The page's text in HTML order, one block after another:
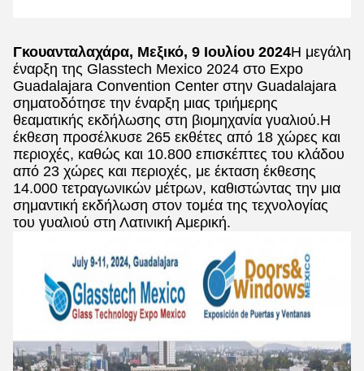
Γκουανταλαχάρα, Μεξικό, 9 Ιουλίου 2024Η μεγάλη
έναρξη της Glasstech Mexico 2024 στο Expo
Guadalajara Convention Center στην Guadalajara
σηματοδότησε την έναρξη μιας τριήμερης
θεαματικής εκδήλωσης στη βιομηχανία γυαλιού.Η
έκθεση προσέλκυσε 265 εκθέτες από 18 χώρες και
περιοχές, καθώς και 10.800 επισκέπτες του κλάδου
από 23 χώρες και περιοχές, με έκταση έκθεσης
14.000 τετραγωνικών μέτρων, καθιστώντας την μια
σημαντική εκδήλωση στον τομέα της τεχνολογίας
του γυαλιού στη Λατινική Αμερική.